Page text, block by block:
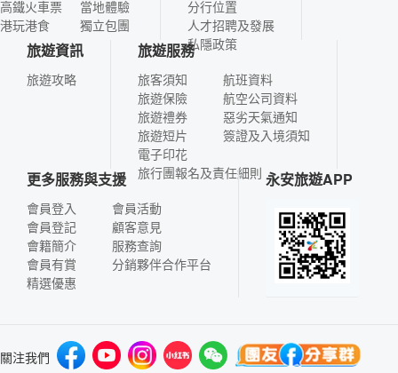
高鐵火車票
港玩港食
當地體驗
獨立包團
分行位置
人才招聘及發展
私隱政策
旅遊資訊
旅遊攻略
旅遊服務
旅客須知
旅遊保險
旅遊禮券
旅遊短片
電子印花
航班資料
航空公司資料
惡劣天氣通知
簽證及入境須知
旅行團報名及責任細則
更多服務與支援
會員登入
會員登記
會籍簡介
會員有賞
精選優惠
會員活動
顧客意見
服務查詢
分銷夥伴合作平台
永安旅遊APP
關注我們